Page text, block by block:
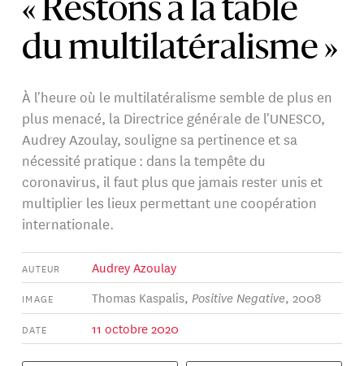
« Restons à la table
du multilatéralisme »
À l'heure où le multilatéralisme semble de plus en
plus menacé, la Directrice générale de l'UNESCO,
Audrey Azoulay, souligne sa pertinence et sa
nécessité pratique : dans la tempête du
coronavirus, il faut plus que jamais rester unis et
multiplier les lieux permettant une coopération
internationale.
AUTEUR Audrey Azoulay
IMAGE Thomas Kaspalis, Positive Negative, 2008
DATE 11 octobre 2020